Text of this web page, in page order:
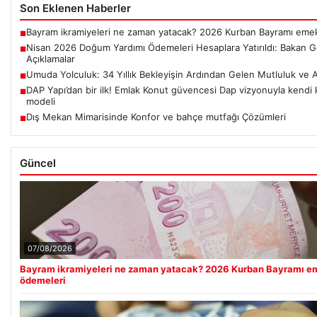
Son Eklenen Haberler
■Bayram ikramiyeleri ne zaman yatacak? 2026 Kurban Bayramı
■Nisan 2026 Doğum Yardımı Ödemeleri Hesaplara Yatırıldı: Bakan
Açıklamalar
■Umuda Yolculuk: 34 Yıllık Bekleyişin Ardından Gelen Mutluluk ve
■DAP Yapı’dan bir ilk! Emlak Konut güvencesi Dap vizyonuyla
modeli
■Dış Mekan Mimarisinde Konfor ve bahçe mutfağı Çözümleri
Güncel
07/08/2026
Bayram ikramiyeleri ne zaman yatacak? 2026 Kurban Bayramı
ödemeleri